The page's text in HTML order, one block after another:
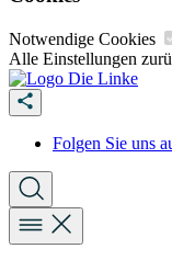
Notwendige Cookies
Alle Einstellungen
Folgen Sie uns